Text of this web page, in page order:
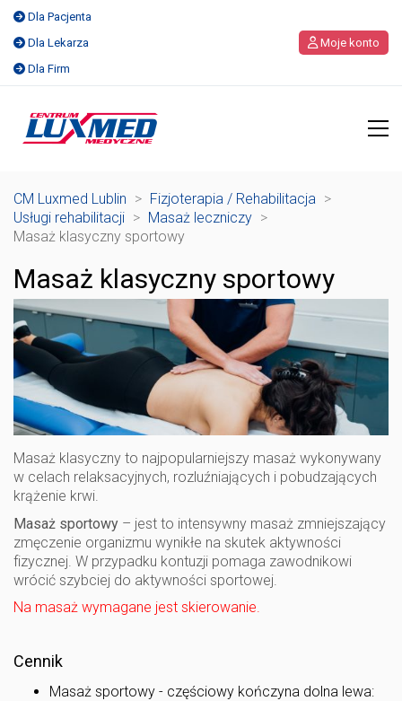
Dla Pacjenta
Dla Lekarza
Dla Firm
Moje konto
CM Luxmed Lublin > Fizjoterapia / Rehabilitacja >
Usługi rehabilitacji > Masaż leczniczy >
Masaż klasyczny sportowy
Masaż klasyczny sportowy
Masaż klasyczny to najpopularniejszy masaż wykonywany
w celach relaksacyjnych, rozluźniających i pobudzających
krążenie krwi.
Masaż sportowy – jest to intensywny masaż zmniejszający
zmęczenie organizmu wynikłe na skutek aktywności
fizycznej. W przypadku kontuzji pomaga zawodnikowi
wrócić szybciej do aktywności sportowej.
Na masaż wymagane jest skierowanie.
Cennik
Masaż sportowy - częściowy kończyna dolna lewa: